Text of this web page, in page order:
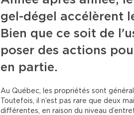
gel-dégel accélèrent
Bien que ce soit de
poser des actions
en partie.
Au Québec, les propriétés sont
Toutefois, il n’est pas rare que deux
différentes, en raison du niveau